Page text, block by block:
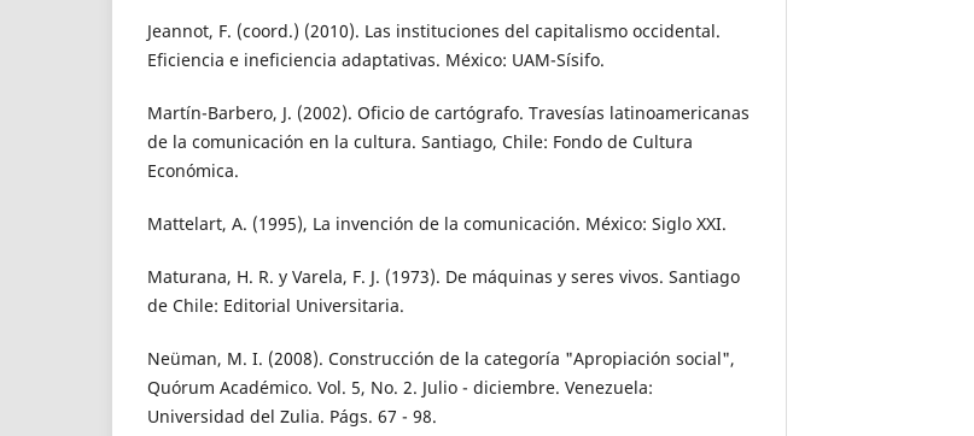
Jeannot, F. (coord.) (2010). Las instituciones del capitalismo occidental.
Eficiencia e ineficiencia adaptativas. México: UAM-Sísifo.
Martín-Barbero, J. (2002). Oficio de cartógrafo. Travesías latinoamericanas
de la comunicación en la cultura. Santiago, Chile: Fondo de Cultura
Económica.
Mattelart, A. (1995), La invención de la comunicación. México: Siglo XXI.
Maturana, H. R. y Varela, F. J. (1973). De máquinas y seres vivos. Santiago
de Chile: Editorial Universitaria.
Neüman, M. I. (2008). Construcción de la categoría "Apropiación social",
Quórum Académico. Vol. 5, No. 2. Julio - diciembre. Venezuela:
Universidad del Zulia. Págs. 67 - 98.